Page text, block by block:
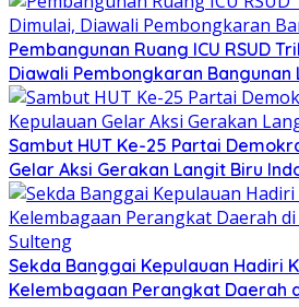
Pembangunan Ruang ICU RSUD
Diawali Pembongkaran Bangunan
Sambut HUT Ke-25 Partai
Gelar Aksi Gerakan Langit Biru
Sekda Banggai Kepulauan Hadiri
Kelembagaan Perangkat Daerah